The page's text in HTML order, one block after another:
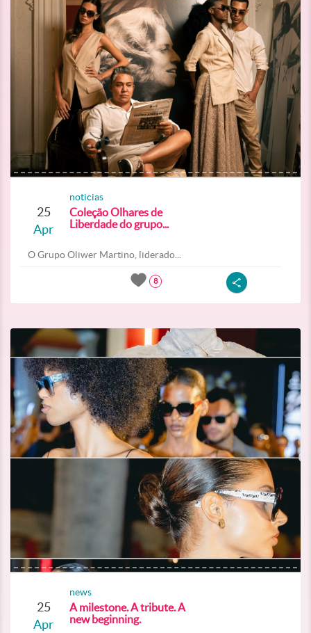
25
Apr
noticias
Coleção Olhares de
Liberdade do grupo...
O Grupo Oliwer Martino, liderado...
8
25
Apr
news
A milestone. A tribute. A
new beginning.